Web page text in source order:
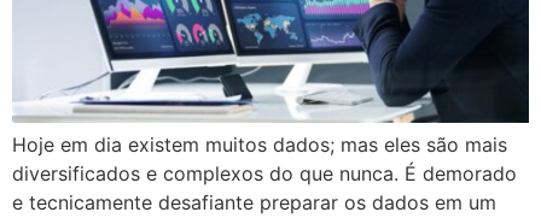
Hoje em dia existem muitos dados; mas eles são mais
diversificados e complexos do que nunca. É demorado
e tecnicamente desafiante preparar os dados em um